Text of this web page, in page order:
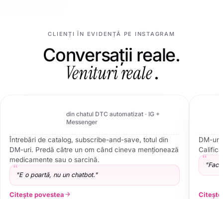
CLIENȚI ÎN EVIDENȚĂ PE INSTAGRAM
Conversații reale.
Venituri reale.
Magic Tree Superfoods
81,68%din chatul DTC automatizat · IG +
Messenger
Întrebări de catalog, subscribe-and-save, totul din
DM-uri. Predă către un om când cineva menționează
medicamente sau o sarcină.
"E o poartă, nu un chatbot."
Citește povestea
DM-